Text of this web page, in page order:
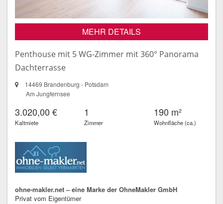
MEHR DETAILS
Penthouse mit 5 WG-Zimmer mit 360° Panorama
Dachterrasse
14469 Brandenburg - Potsdam
Am Jungfernsee
3.020,00 €
Kaltmiete
1
Zimmer
190 m²
Wohnfläche (ca.)
ohne-makler.net – eine Marke der OhneMakler GmbH
Privat vom Eigentümer